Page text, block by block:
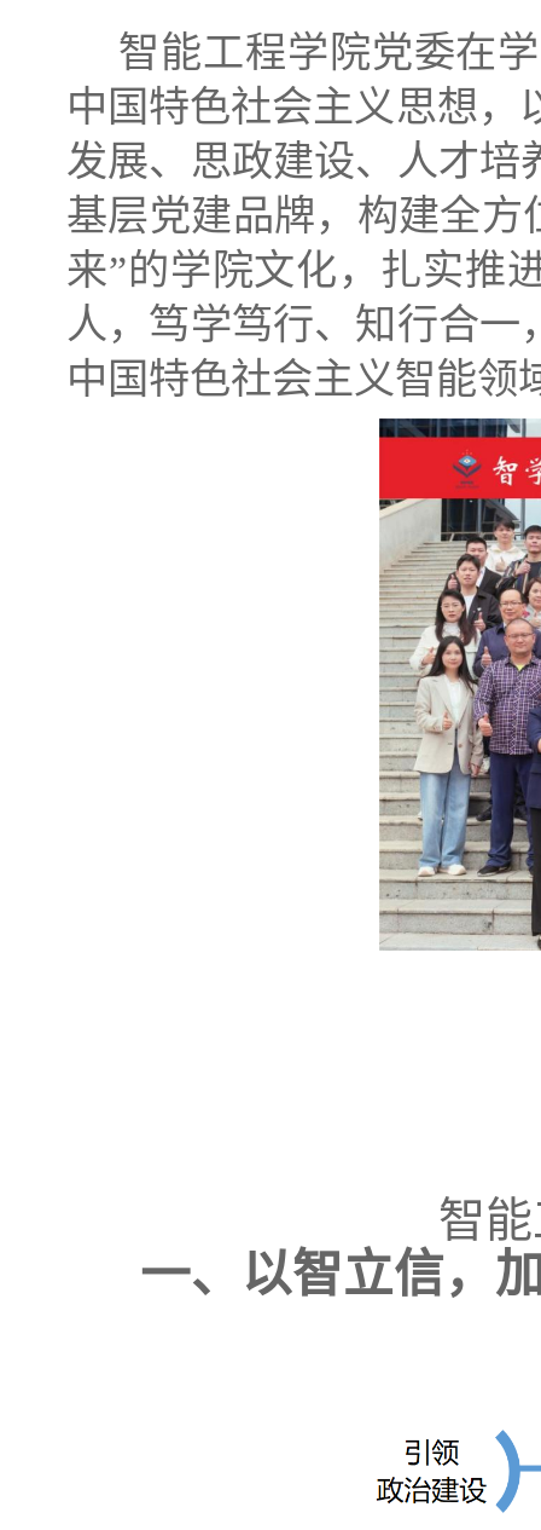
智能工程学院党委在
中国特色社会主义思想，
发展、思政建设、人才培
基层党建品牌，构建全
来”的学院文化，扎实推
人，笃学笃行、知行合一
中国特色社会主义智能领
智
一、以智立信，